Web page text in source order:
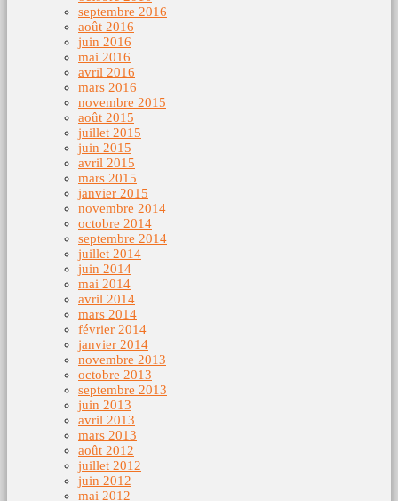
septembre 2016
août 2016
juin 2016
mai 2016
avril 2016
mars 2016
novembre 2015
août 2015
juillet 2015
juin 2015
avril 2015
mars 2015
janvier 2015
novembre 2014
octobre 2014
septembre 2014
juillet 2014
juin 2014
mai 2014
avril 2014
mars 2014
février 2014
janvier 2014
novembre 2013
octobre 2013
septembre 2013
juin 2013
avril 2013
mars 2013
août 2012
juillet 2012
juin 2012
mai 2012